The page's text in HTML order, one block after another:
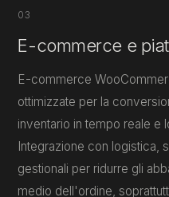
03
E-commerce e
E-commerce
ottimizzate per la
inventario in tempo reale e
Integrazione con logistica,
gestionali per ridurre gli
medio dell'ordine,